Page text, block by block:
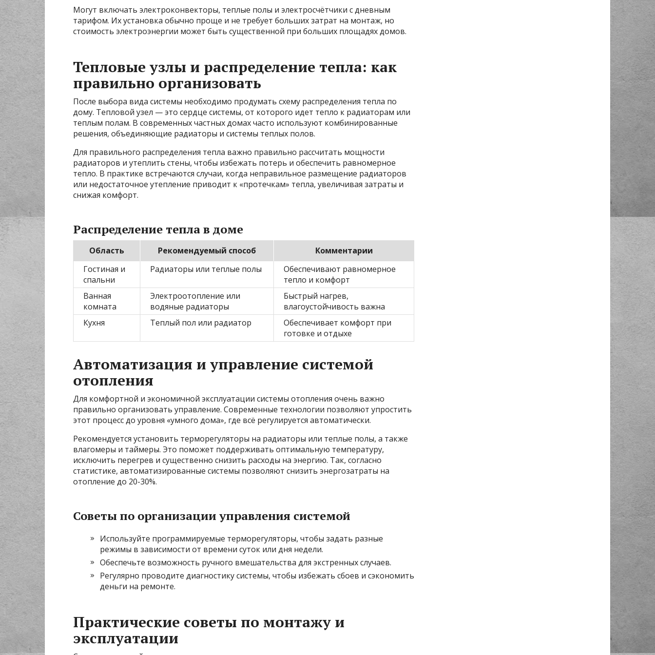
Могут включать электроконвекторы, теплые полы и электросчётчики с дневным
тарифом. Их установка обычно проще и не требует больших затрат на монтаж, но
стоимость электроэнергии может быть существенной при больших площадях домов.
Тепловые узлы и распределение тепла: как
правильно организовать
После выбора вида системы необходимо продумать схему распределения тепла по
дому. Тепловой узел — это сердце системы, от которого идет тепло к радиаторам или
теплым полам. В современных частных домах часто используют комбинированные
решения, объединяющие радиаторы и системы теплых полов.
Для правильного распределения тепла важно правильно рассчитать мощности
радиаторов и утеплить стены, чтобы избежать потерь и обеспечить равномерное
тепло. В практике встречаются случаи, когда неправильное размещение радиаторов
или недостаточное утепление приводит к «протечкам» тепла, увеличивая затраты и
снижая комфорт.
Распределение тепла в доме
Область Рекомендуемый способ
Комментарии
Гостиная и
спальни
Радиаторы или теплые полы
Обеспечивают равномерное
тепло и комфорт
Ванная
комната
Электроотопление или
водяные радиаторы
Быстрый нагрев,
влагоустойчивость важна
Кухня
Теплый пол или радиатор
Обеспечивает комфорт при
готовке и отдыхе
Автоматизация и управление системой
отопления
Для комфортной и экономичной эксплуатации системы отопления очень важно
правильно организовать управление. Современные технологии позволяют упростить
этот процесс до уровня «умного дома», где всё регулируется автоматически.
Рекомендуется установить терморегуляторы на радиаторы или теплые полы, а также
влагомеры и таймеры. Это поможет поддерживать оптимальную температуру,
исключить перегрев и существенно снизить расходы на энергию. Так, согласно
статистике, автоматизированные системы позволяют снизить энергозатраты на
отопление до 20-30%.
Советы по организации управления системой
Используйте программируемые терморегуляторы, чтобы задать разные
режимы в зависимости от времени суток или дня недели.
Обеспечьте возможность ручного вмешательства для экстренных случаев.
Регулярно проводите диагностику системы, чтобы избежать сбоев и сэкономить
деньги на ремонте.
Практические советы по монтажу и
эксплуатации